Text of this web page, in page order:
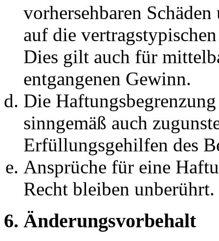
vorhersehbaren
auf die
Dies gilt auch für
entgangenen Gewinn.
Die
sinngemäß auch
Erfüllungsgehilfen des
Ansprüche für eine
Recht bleiben unberührt.
6. Änderungsvorbehalt